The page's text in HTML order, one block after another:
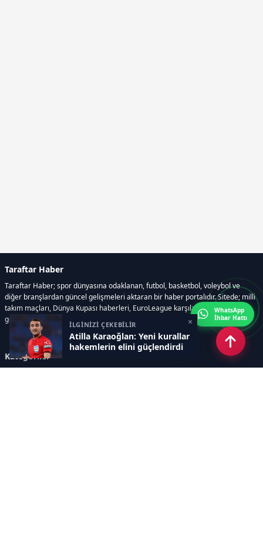
İLGİNİZİ ÇEKEBİLİR
Atilla Karaoğlan: Yeni kurallar
hakemlerin elini güçlendirdi
×
Taraftar Haber
Taraftar Haber; spor dünyasına odaklanan, futbol, basketbol, voleybol ve
diğer branşlardan güncel gelişmeleri aktaran bir haber portalıdır. Sitede; milli
takım maçları, Dünya Kupası haberleri, EuroLeague karşılaşmaları, transfer
gelişmeleri, sporcuların biyografileri, anketler yer almaktadır.
Kategoriler
WhatsApp
İhbar Hattı